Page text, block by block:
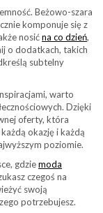
Beżowo-szara
komponuje się z
nosićna co dzień,
o dodatkach, takich
subtelny
warto
Dzięki
oferty, która
każdą okazję i każdą
poziomie.
gdziemoda
czegoś na
swoją
potrzebujesz.